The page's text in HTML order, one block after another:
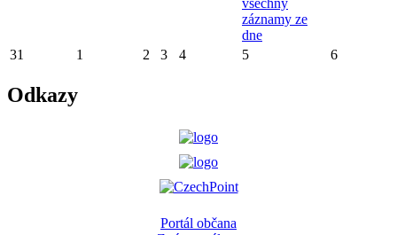
všechny
záznamy ze
dne
31 1 2 3 4 5 6
Odkazy
Portál občana